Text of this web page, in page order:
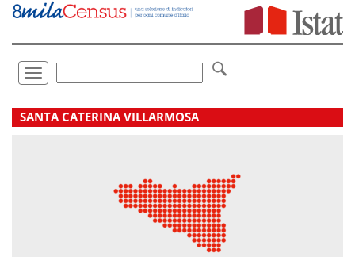
Vai
direttamente
Toggle
navigation
.
SANTA CATERINA VILLARMOSA